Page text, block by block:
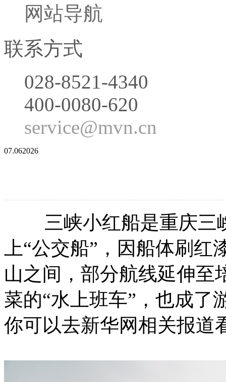
网站导航
联系方式
028-8521-4340
400-0080-620
service@mvn.cn
07.062026
三峡小红船‌是重庆三
上“公交船”，因船体刷
山之间，部分航线延伸至
菜的“水上班车”，也成了
你可以去新华网相关报道